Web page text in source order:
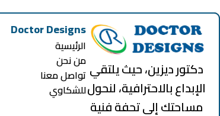
دكتور ديزين، حيث يلتقي
الإبداع بالاحترافية، لنحول
مساحتك إلى تحفة فنية
Doctor Designs
الرئيسية
من نحن
تواصل معنا
للشكاوي